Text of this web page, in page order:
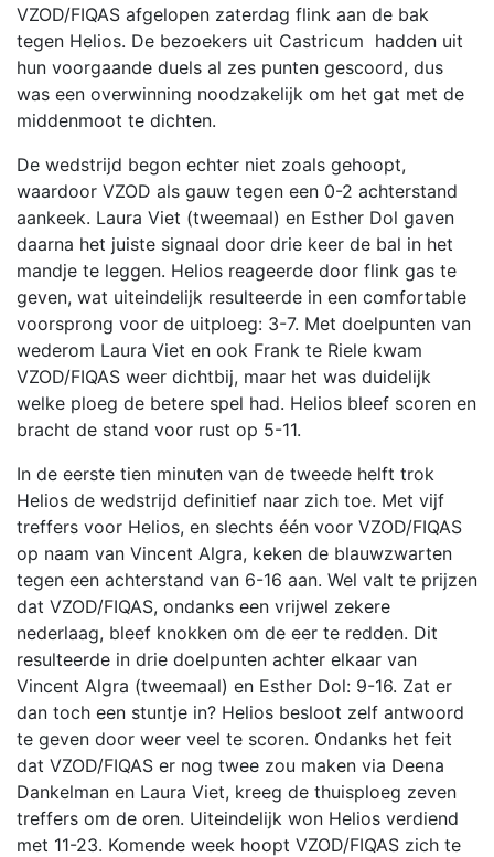
VZOD/FIQAS afgelopen zaterdag flink aan de bak
tegen Helios. De bezoekers uit Castricum hadden uit
hun voorgaande duels al zes punten gescoord, dus
was een overwinning noodzakelijk om het gat met de
middenmoot te dichten.
De wedstrijd begon echter niet zoals gehoopt,
waardoor VZOD als gauw tegen een 0-2 achterstand
aankeek. Laura Viet (tweemaal) en Esther Dol gaven
daarna het juiste signaal door drie keer de bal in het
mandje te leggen. Helios reageerde door flink gas te
geven, wat uiteindelijk resulteerde in een comfortable
voorsprong voor de uitploeg: 3-7. Met doelpunten van
wederom Laura Viet en ook Frank te Riele kwam
VZOD/FIQAS weer dichtbij, maar het was duidelijk
welke ploeg de betere spel had. Helios bleef scoren en
bracht de stand voor rust op 5-11.
In de eerste tien minuten van de tweede helft trok
Helios de wedstrijd definitief naar zich toe. Met vijf
treffers voor Helios, en slechts één voor VZOD/FIQAS
op naam van Vincent Algra, keken de blauwzwarten
tegen een achterstand van 6-16 aan. Wel valt te prijzen
dat VZOD/FIQAS, ondanks een vrijwel zekere
nederlaag, bleef knokken om de eer te redden. Dit
resulteerde in drie doelpunten achter elkaar van
Vincent Algra (tweemaal) en Esther Dol: 9-16. Zat er
dan toch een stuntje in? Helios besloot zelf antwoord
te geven door weer veel te scoren. Ondanks het feit
dat VZOD/FIQAS er nog twee zou maken via Deena
Dankelman en Laura Viet, kreeg de thuisploeg zeven
treffers om de oren. Uiteindelijk won Helios verdiend
met 11-23. Komende week hoopt VZOD/FIQAS zich te